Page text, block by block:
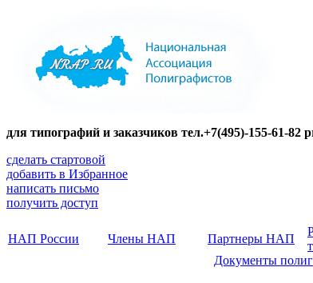
для типографий и заказчиков тел.+7(495)-155-61-82
сделать стартовой
добавить в Избранное
написать письмо
получить доступ
НАП России Члены НАП Партнеры НАП
Документы